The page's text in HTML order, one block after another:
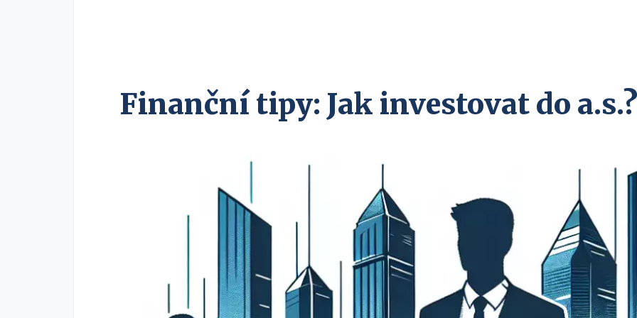
Finanční tipy: Jak investovat do a.s.?